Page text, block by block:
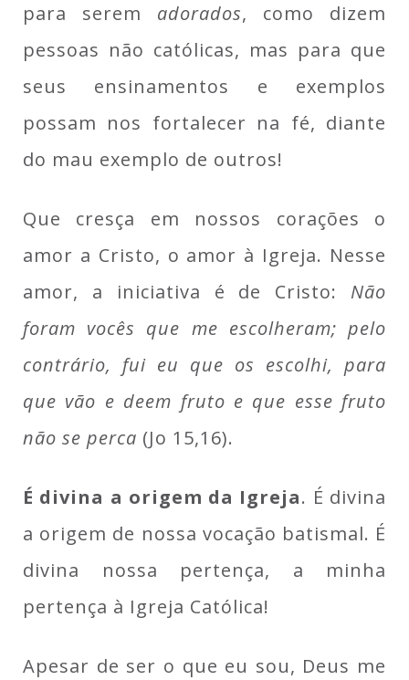
para serem adorados, como dizem
pessoas não católicas, mas para que
seus ensinamentos e exemplos
possam nos fortalecer na fé, diante
do mau exemplo de outros!
Que cresça em nossos corações o
amor a Cristo, o amor à Igreja. Nesse
amor, a iniciativa é de Cristo: Não
foram vocês que me escolheram; pelo
contrário, fui eu que os escolhi, para
que vão e deem fruto e que esse fruto
não se perca (Jo 15,16).
É divina a origem da Igreja. É divina
a origem de nossa vocação batismal. É
divina nossa pertença, a minha
pertença à Igreja Católica!
Apesar de ser o que eu sou, Deus me